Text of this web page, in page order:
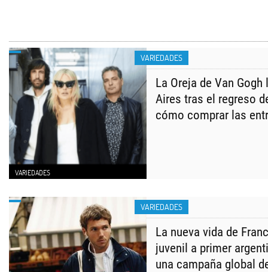
VARIEDADES
VARIEDADES
La Oreja de Van
Aires tras el regreso
cómo comprar las
VARIEDADES
La nueva vida de
juvenil a primer
una campaña global